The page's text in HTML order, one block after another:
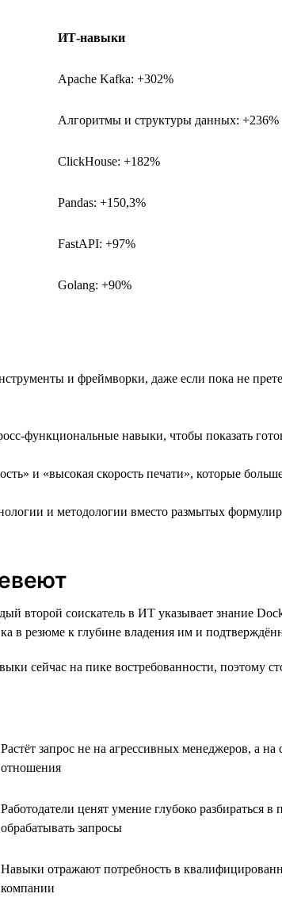
ИТ-навыки
Apache Kafka: +302%
Алгоритмы и структуры данных: +236%
ClickHouse: +182%
Pandas: +150,3%
FastAPI: +97%
Golang: +90%
и фреймворки, даже если пока не
функциональные навыки, чтобы показать
и «высокая скорость печати», которые
и методологии вместо размытых
второй соискатель в ИТ указывает знание
в резюме к глубине владения им и
сейчас на пике востребованности, поэтому
Растёт запрос не на агрессивных менеджеров, а
отношения
Работодатели ценят умение глубоко разбираться
обрабатывать запросы
Навыки отражают потребность в
компании